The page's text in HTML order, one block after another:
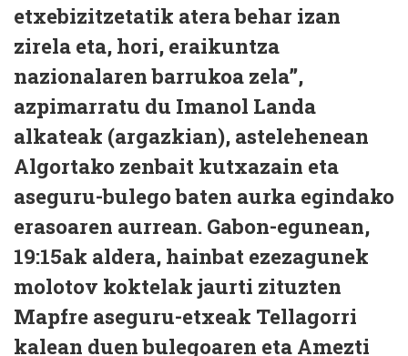
etxebizitzetatik atera behar izan
zirela eta, hori, eraikuntza
nazionalaren barrukoa zela”,
azpimarratu du Imanol Landa
alkateak (argazkian), astelehenean
Algortako zenbait kutxazain eta
aseguru-bulego baten aurka egindako
erasoaren aurrean. Gabon-egunean,
19:15ak aldera, hainbat ezezagunek
molotov koktelak jaurti zituzten
Mapfre aseguru-etxeak Tellagorri
kalean duen bulegoaren eta Amezti